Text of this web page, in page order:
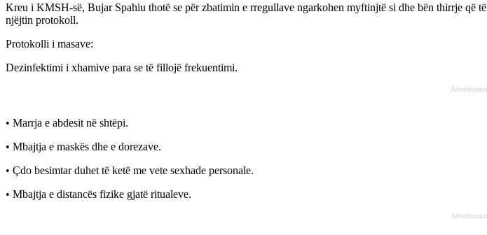
Kreu i KMSH-së, Bujar Spahiu thotë se për zbatimin e rregullave ngarkohen myftinjtë si dhe bën thirrje që
njëjtin protokoll.
Protokolli i masave:
Dezinfektimi i xhamive para se të fillojë frekuentimi.
• Marrja e abdesit në shtëpi.
• Mbajtja e maskës dhe e dorezave.
• Çdo besimtar duhet të ketë me vete sexhade personale.
• Mbajtja e distancës fizike gjatë ritualeve.